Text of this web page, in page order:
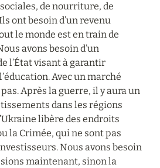
de nourriture, de
ont besoin d’un revenu
le monde est en train de
avons besoin d’un
l’État visant à garantir
Avec un marché
Après la guerre, il y aura un
dans les régions
libère des endroits
la Crimée, qui ne sont pas
Nous avons besoin
maintenant, sinon la